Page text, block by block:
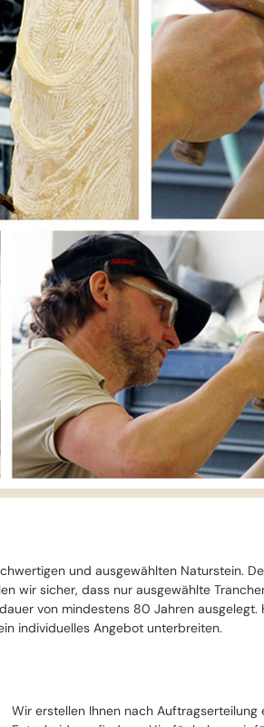
und ausgewählten Naturstein.
wir sicher, dass nur ausgewählte
von mindestens 80 Jahren
individuelles Angebot unterbreiten.
Wir erstellen Ihnen nach